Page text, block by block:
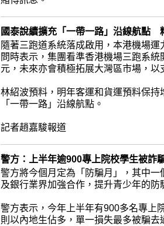
國泰說續擴充「一帶一路」沿線航點
隨著三跑道系統落成啟用，本港機場
問時表示，集團看準香港機場三跑系
元，未來亦會積極拓展大灣區市場，以
林紹波預料，明年客運和貨運預料保
「一帶一路」沿線航點。
記者趙嘉駿報道
警方：上半年逾900專上院校學生被
警方將今個月定為「防騙月」，其中
及銀行業界加強合作，提升青少年的防
警方表示，今年上半年有900多名專上
則以內地生佔多，單一損失最多被騙